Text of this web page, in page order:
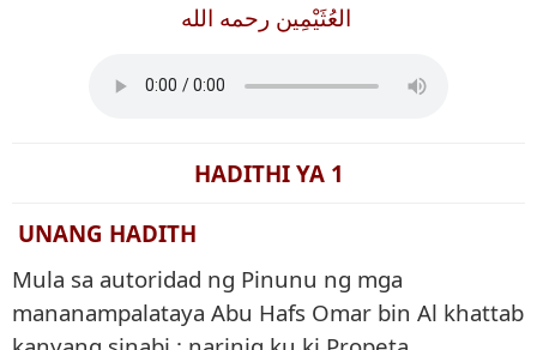
العُثَيْمِين رحمه الله
HADITHI YA 1
UNANG HADITH
Mula sa autoridad ng Pinunu ng mga
mananampalataya Abu Hafs Omar bin Al khattab